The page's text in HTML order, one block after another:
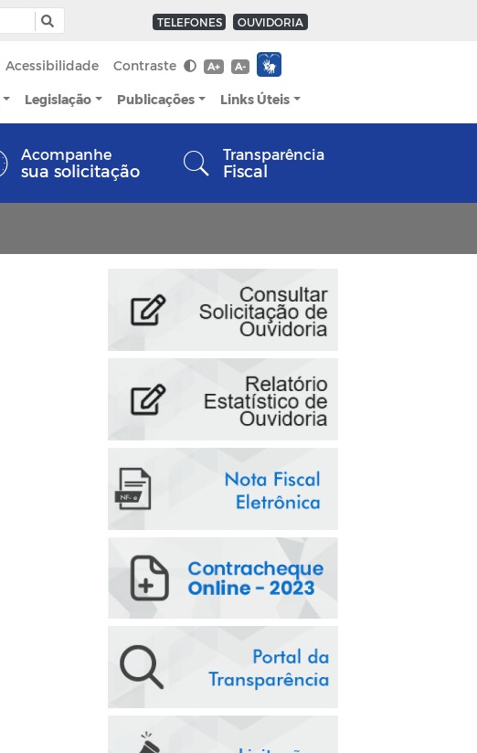
TELEFONES OUVIDORIA
Acessibilidade Contraste A+ A-
Legislação Publicações Links Úteis
Acompanhe
sua solicitação
Transparência
Fiscal